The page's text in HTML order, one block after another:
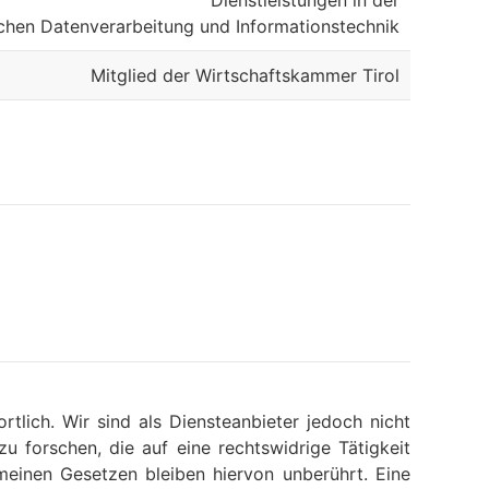
Datenverarbeitung und Informationstechnik
Mitglied der Wirtschaftskammer Tirol
Wir sind als Diensteanbieter jedoch nicht
forschen, die auf eine rechtswidrige Tätigkeit
Gesetzen bleiben hiervon unberührt. Eine